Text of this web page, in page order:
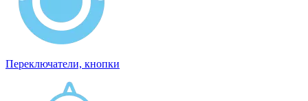
Переключатели, кнопки